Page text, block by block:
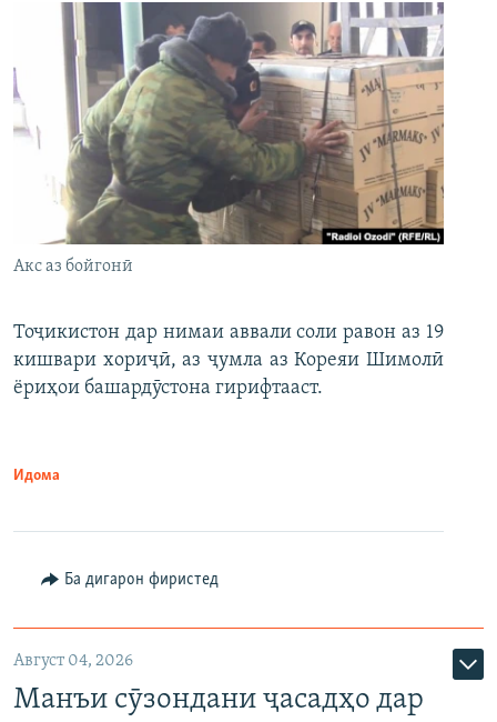
Акс аз бойгонӣ
Тоҷикистон дар нимаи аввали соли равон аз 19
кишвари хориҷӣ, аз ҷумла аз Кореяи Шимолӣ
ёриҳои башардӯстона гирифтааст.
Идома
Ба дигарон фиристед
Август 04, 2026
Манъи сӯзондани ҷасадҳо дар